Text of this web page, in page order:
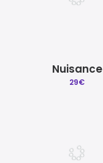
Nuisance
29€